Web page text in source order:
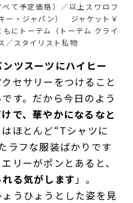
て予定価格）／以上スワロフ
ー・ジャパン） ジャケット￥
にトーテム（トーテム クライ
／スタイリスト私物
ンツスーツにハイヒー
セサリーをつけること
す。だから今日のよう
で、華やかになるなと
ほとんど“Tシャツに
ラフな服装ばかりです
リーがポンとあると、
る気がします 」。
うひょうとした姿を見